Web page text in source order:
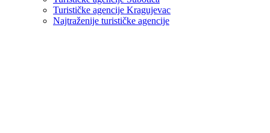
Turističke agencije Kragujevac
Najtraženije turističke agencije